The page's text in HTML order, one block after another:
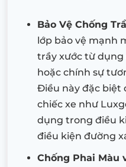
Bảo Vệ Chống
lớp bảo vệ mạnh
trầy xước từ dụng
hoặc chính sự
Điều này đặc biệt
chiếc xe như
dụng trong điều
điều kiện đường
Chống Phai Màu